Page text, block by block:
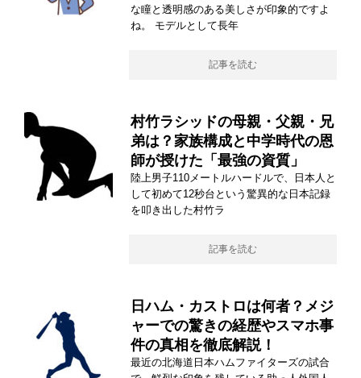
な瞳と透明感のある美しさが印象的ですよ
ね。 モデルとして長年
記事を読む
村竹ラシッドの母親・父親・兄
弟は？家族構成と中学時代の恩
師が授けた「最強の資質」
陸上男子110メートルハードルで、日本人と
して初めて12秒台という驚異的な日本記録
を叩き出した村竹ラ
記事を読む
日ハム・カストロは何者？メジ
ャーでの驚きの経歴やスマホ事
件の真相を徹底解説！
最近の北海道日本ハムファイターズの試合